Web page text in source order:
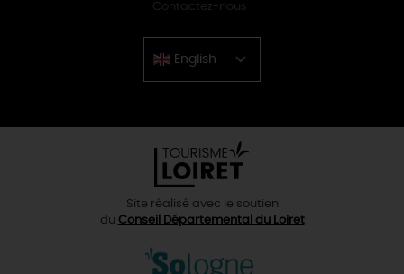
Contactez-nous
English
Chinese
Site réalisé avec le soutien
du Conseil Départemental du Loiret